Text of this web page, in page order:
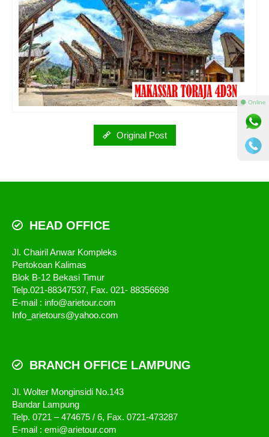
Original Post
HEAD OFFICE
Jl. Chairil Anwar Kompleks
Pertokoan Kalimas
Blok B-12 Bekasi Timur
Telp.021-88347537, Fax. 021- 88356698
E-mail : info@arietour.com
Info_arietours@yahoo.com
BRANCH OFFICE LAMPUNG
Jl. Wolter Monginsidi No.143
Bandar Lampung
Telp. 0721 – 474675 / 6, Fax. 0721-473287
E-mail : emi@arietour.com
⚫ Online